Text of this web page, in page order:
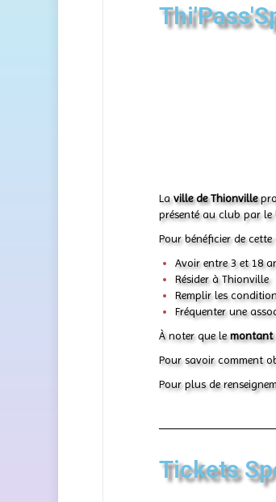
Laville de Thionville
présenté au club par le
Pour bénéficier de
Avoir entre 3 et 18
Résider à Thionville
Remplir les
Fréquenter une
À noter que lemontant
Pour savoir comment
Pour plus de
Tickets